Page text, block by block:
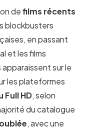
defilms récents
blockbusters
en passant
et les films
sur le
les plateformes
Full HD, selon
du catalogue
, avec une